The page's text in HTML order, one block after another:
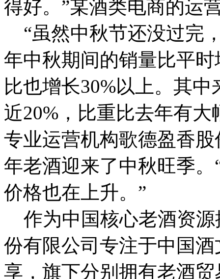
得好。”某酒类电商的运
“虽然中秋节还没过完
年中秋期间的销量比平
比也增长30%以上。其
近20%，比重比去年有
专业运营机构歌德盈香
年老酒迎来了中秋旺季
价格也在上升。”
作为中国核心老酒资源
份有限公司专注于中国
享，旗下分别拥有老酒